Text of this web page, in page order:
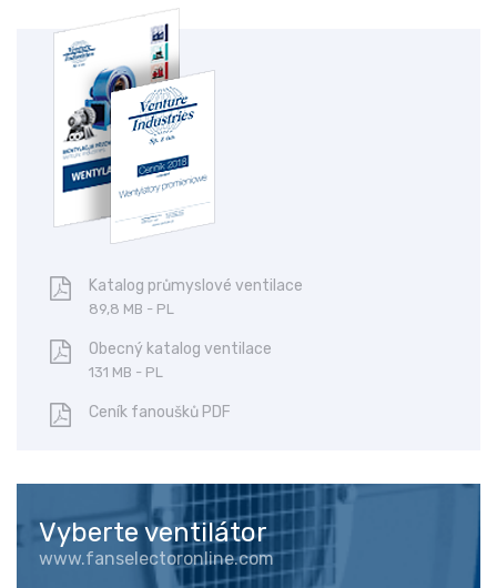
Katalog průmyslové ventilace
89,8 MB - PL
Obecný katalog ventilace
131 MB - PL
Ceník fanoušků PDF
Vyberte ventilátor
www.fanselectoronline.com